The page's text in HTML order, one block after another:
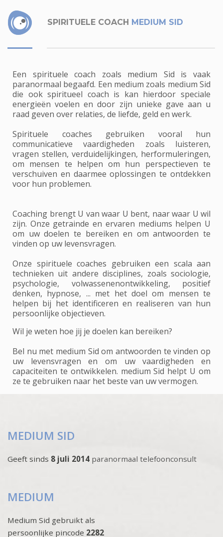
SPIRITUELE COACH MEDIUM SID
Een spirituele coach zoals medium Sid is vaak
paranormaal begaafd. Een medium zoals medium Sid
die ook spiritueel coach is kan hierdoor speciale
energieën voelen en door zijn unieke gave aan u
raad geven over relaties, de liefde, geld en werk.
Spirituele coaches gebruiken vooral hun
communicatieve vaardigheden zoals luisteren,
vragen stellen, verduidelijkingen, herformuleringen,
om mensen te helpen om hun perspectieven te
verschuiven en daarmee oplossingen te ontdekken
voor hun problemen.
Coaching brengt U van waar U bent, naar waar U wil
zijn. Onze getrainde en ervaren mediums helpen U
om uw doelen te bereiken en om antwoorden te
vinden op uw levensvragen.
Onze spirituele coaches gebruiken een scala aan
technieken uit andere disciplines, zoals sociologie,
psychologie, volwassenenontwikkeling, positief
denken, hypnose, ... met het doel om mensen te
helpen bij het identificeren en realiseren van hun
persoonlijke objectieven.
Wil je weten hoe jij je doelen kan bereiken?
Bel nu met medium Sid om antwoorden te vinden op
uw levensvragen en om uw vaardigheden en
capaciteiten te ontwikkelen. medium Sid helpt U om
ze te gebruiken naar het beste van uw vermogen.
MEDIUM SID
Geeft sinds 8 juli 2014 paranormaal telefoonconsult
MEDIUM
Medium Sid gebruikt als
persoonlijke pincode 2282